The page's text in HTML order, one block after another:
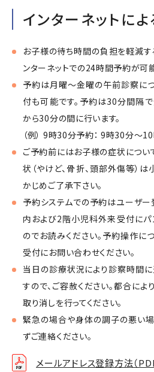
インターネットに
お子様の待ち時間の負担を軽減
ンターネットでの24時間予約が可
予約は月曜～金曜の午前診察に
付も可能です。予約は30分間隔
から30分の間に行います。
（例） 9時30分予約： 9時30分～
ご予約前にはお子様の症状につい
状（やけど、骨折、頭部外傷等）
かじめご了承下さい。
予約システムでの予約はユーザ
内および2階小児科外来受付にパ
のでお読みください。予約操作に
受付にお問い合わせください。
当日の診療状況により診察時間
すので、ご容赦ください。都合に
取り消しを行ってください。
緊急の場合や身体の調子の悪い
ずご連絡ください。
メールアドレス登録方法（PDF